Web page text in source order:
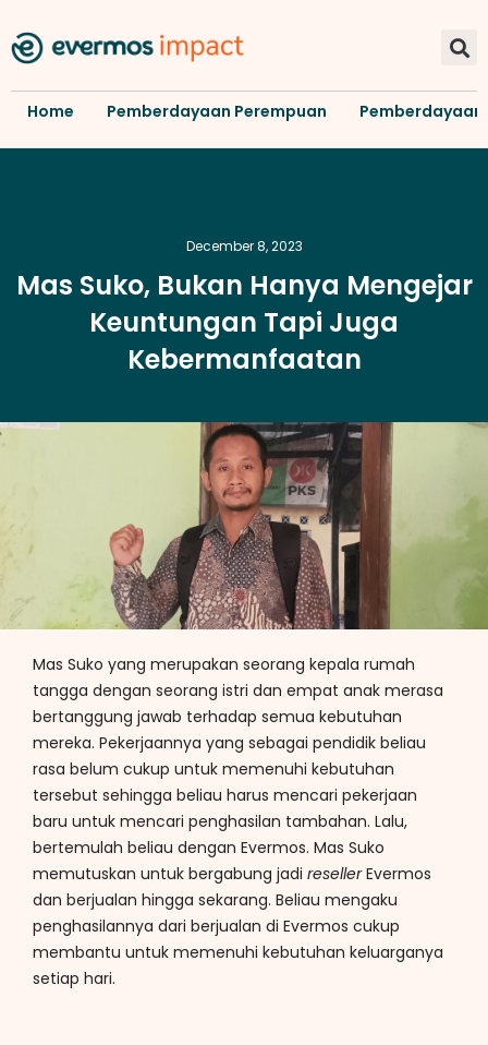
Home Pemberdayaan Perempuan Pemberdayaan
December 8, 2023
Mas Suko, Bukan Hanya Mengejar
Keuntungan Tapi Juga
Kebermanfaatan
Mas Suko yang merupakan seorang kepala rumah
tangga dengan seorang istri dan empat anak merasa
bertanggung jawab terhadap semua kebutuhan
mereka. Pekerjaannya yang sebagai pendidik beliau
rasa belum cukup untuk memenuhi kebutuhan
tersebut sehingga beliau harus mencari pekerjaan
baru untuk mencari penghasilan tambahan. Lalu,
bertemulah beliau dengan Evermos. Mas Suko
memutuskan untuk bergabung jadi resellerEvermos
dan berjualan hingga sekarang. Beliau mengaku
penghasilannya dari berjualan di Evermos cukup
membantu untuk memenuhi kebutuhan keluarganya
setiap hari.